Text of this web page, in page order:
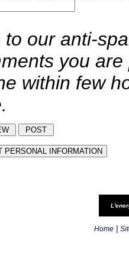
to our anti-
you
within few
Home